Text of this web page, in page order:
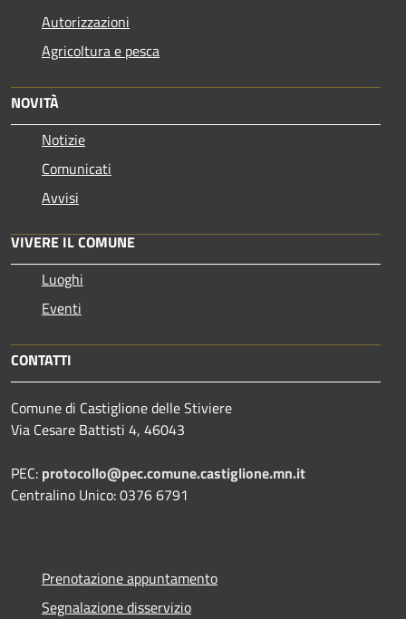
Autorizzazioni
Agricoltura e pesca
NOVITÀ
Notizie
Comunicati
Avvisi
VIVERE IL COMUNE
Luoghi
Eventi
CONTATTI
Comune di Castiglione delle Stiviere
Via Cesare Battisti 4, 46043
PEC: protocollo@pec.comune.castiglione.mn.it
Centralino Unico: 0376 6791
Prenotazione appuntamento
Segnalazione disservizio